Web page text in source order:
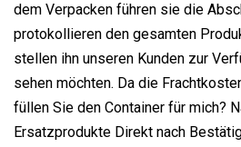
dem Verpacken führen sie die
protokollieren den gesamten
stellen ihn unseren Kunden zur
sehen möchten. Da die
füllen Sie den Container für mich?
Ersatzprodukte Direkt nach